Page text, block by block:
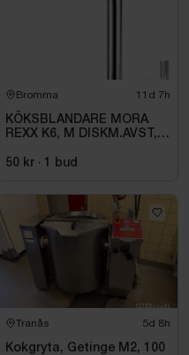
Bromma 11d 7h
KÖKSBLANDARE MORA
REXX K6, M DISKM.AVST,
50 kr · 1 bud
Tranås 5d 8h
Kokgryta, Getinge M2, 100